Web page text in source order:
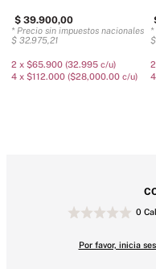
$ 39.900,00
* Precio sin impuestos nacionales
$ 32.975,21
2 x $65.900 (32.995 c/u)
4 x $112.000 ($28,000.00 c/u)
$
0
Por favor, inicia